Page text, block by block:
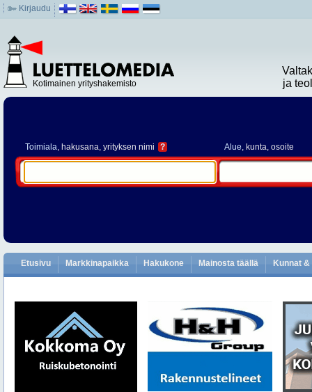
Kirjaudu
Kotimainen yrityshakemisto
ja
Toimiala, hakusana, yrityksen nimi ? Alue, kunta, osoite
Etusivu Markkinapaikka Hakukone Mainosta täällä Kunnat